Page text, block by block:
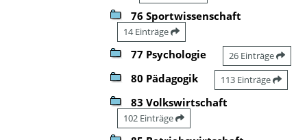
76 Sportwissenschaft
14 Einträge
77 Psychologie 26 Einträge
80 Pädagogik 113 Einträge
83 Volkswirtschaft
102 Einträge